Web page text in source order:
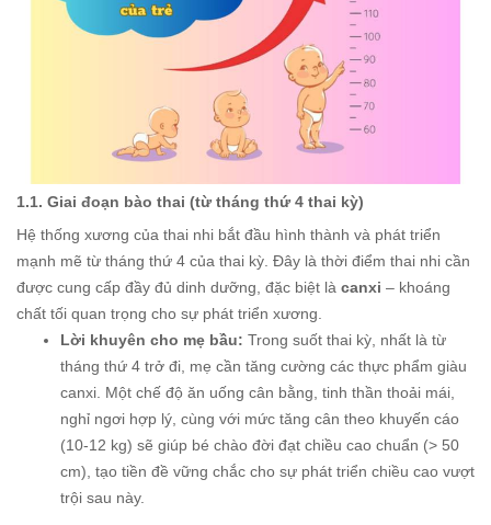
1.1. Giai đoạn bào thai (từ tháng thứ 4 thai kỳ)
Hệ thống xương của thai nhi bắt đầu hình thành và phát triển
mạnh mẽ từ tháng thứ 4 của thai kỳ. Đây là thời điểm thai nhi cần
được cung cấp đầy đủ dinh dưỡng, đặc biệt là canxi – khoáng
chất tối quan trọng cho sự phát triển xương.
Lời khuyên cho mẹ bầu: Trong suốt thai kỳ, nhất là từ
tháng thứ 4 trở đi, mẹ cần tăng cường các thực phẩm giàu
canxi. Một chế độ ăn uống cân bằng, tinh thần thoải mái,
nghỉ ngơi hợp lý, cùng với mức tăng cân theo khuyến cáo
(10-12 kg) sẽ giúp bé chào đời đạt chiều cao chuẩn (> 50
cm), tạo tiền đề vững chắc cho sự phát triển chiều cao vượt
trội sau này.